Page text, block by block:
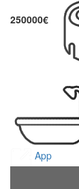
250000€
App